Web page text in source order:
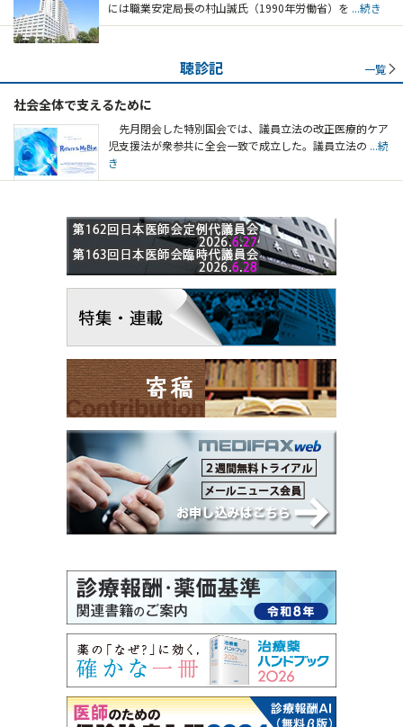
には職業安定局長の村山誠氏（1990年労働省）を ...続き
聴診記 一覧
社会全体で支えるために
先月閉会した特別国会では、議員立法の改正医療的ケア
児支援法が衆参共に全会一致で成立した。議員立法の ...続
き